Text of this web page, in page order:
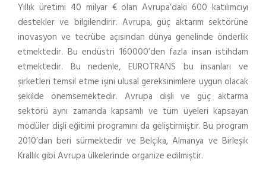
Yıllık üretimi 40 milyar € olan Avrupa’daki 600 katılımcıyı
destekler ve bilgilendirir. Avrupa, güç aktarım sektörüne
inovasyon ve tecrübe açısından dünya genelinde önderlik
etmektedir. Bu endüstri 160000’den fazla insan istihdam
etmektedir. Bu nedenle, EUROTRANS bu insanları ve
şirketleri temsil etme işini ulusal gereksinimlere uygun olacak
şekilde önemsemektedir. Avrupa dişli ve güç aktarma
sektörü aynı zamanda kapsamlı ve tüm üyeleri kapsayan
modüler dişli eğitimi programını da geliştirmiştir. Bu program
2010’dan beri sürmektedir ve Belçika, Almanya ve Birleşik
Krallık gibi Avrupa ülkelerinde organize edilmiştir.